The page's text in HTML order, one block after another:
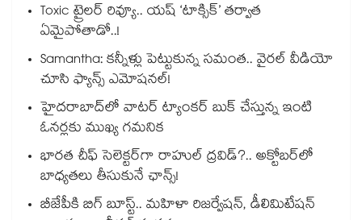
Toxic ట్రైలర్ రివ్యూ.. యష్ ‘టాక్సిక్’ తర్వాత
ఏమైపోతాడో..!
Samantha: కన్నీళ్లు పెట్టుకున్న సమంత.. వైరల్ వీడియో
చూసి ఫ్యాన్స్ ఎమోషనల్!
హైదరాబాద్⁪లో వాటర్ ట్యాంకర్ బుక్ చేస్తున్న ఇంటి
ఓనర్లకు ముఖ్య గమనిక
భారత చీఫ్ సెలెక్టర్⁬గా రాహుల్ ద్రవిడ్?.. అక్టోబర్‌లో
బాధ్యతలు తీసుకునే ఛాన్స్!
బీజేపీకి బిగ్ బూస్ట్.. మహిళా రిజర్వేషన్, డీలిమిటేషన్